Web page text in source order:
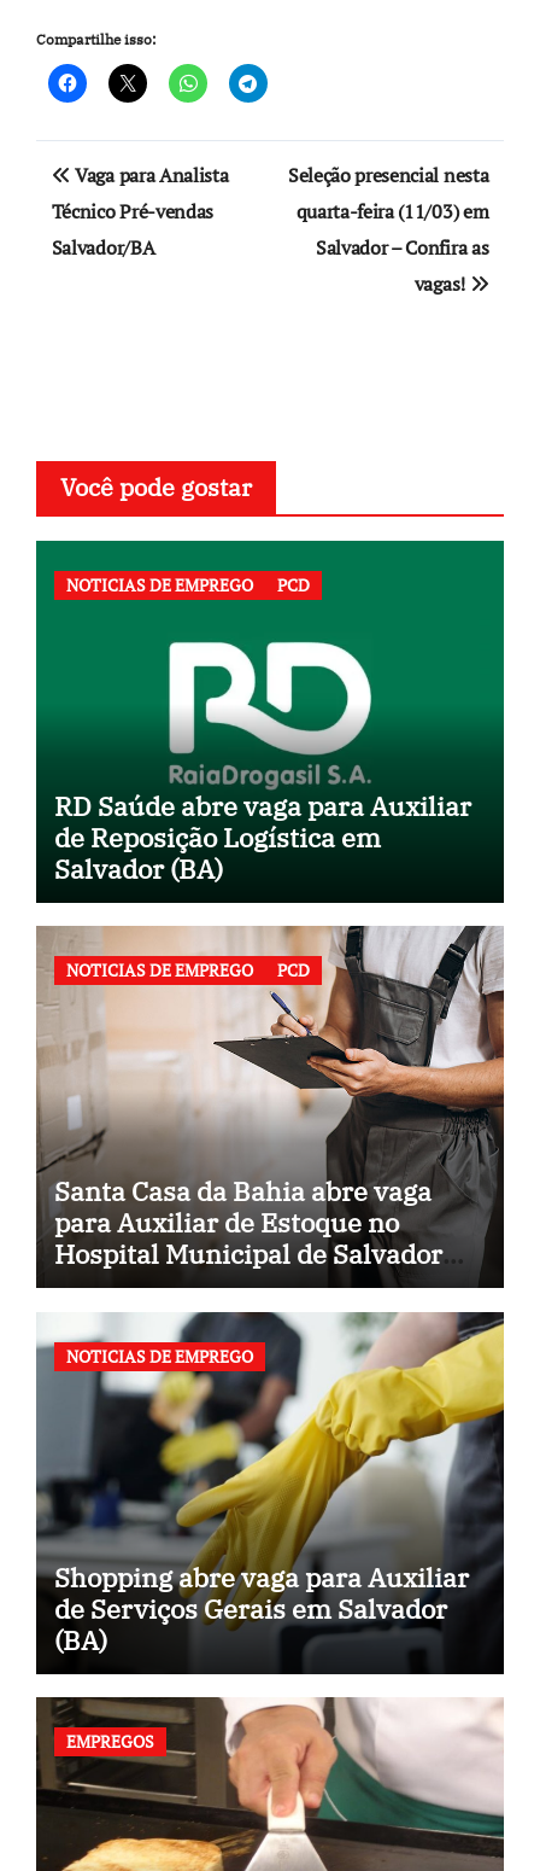
Compartilhe isso:
Navegação
de
Post
Vaga para Analista
Técnico Pré-vendas
Salvador/BA
Seleção presencial nesta
quarta-feira (11/03) em
Salvador – Confira as
vagas!
Você pode gostar
NOTICIAS DE EMPREGO PCD
RD Saúde abre vaga para Auxiliar
de Reposição Logística em
Salvador (BA)
NOTICIAS DE EMPREGO PCD
Santa Casa da Bahia abre vaga
para Auxiliar de Estoque no
Hospital Municipal de Salvador
(BA)
NOTICIAS DE EMPREGO
Shopping abre vaga para Auxiliar
de Serviços Gerais em Salvador
(BA)
EMPREGOS